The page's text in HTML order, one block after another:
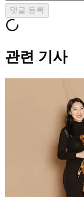
댓글 등록
관련 기사